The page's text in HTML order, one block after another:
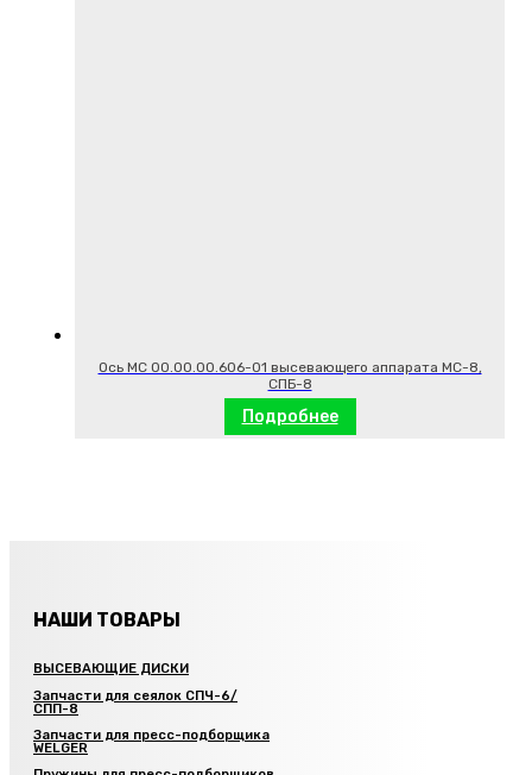
Ось МС 00.00.00.606-01 высевающего аппарата МС-8,
СПБ-8
Подробнее
НАШИ ТОВАРЫ
ВЫСЕВАЮЩИЕ ДИСКИ
Запчасти для сеялок СПЧ-6/
СПП-8
Запчасти для пресс-подборщика
WELGER